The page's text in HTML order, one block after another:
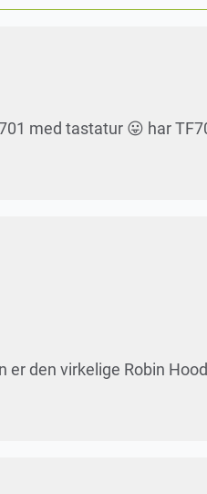
med tastatur 😛 har
den virkelige Robin